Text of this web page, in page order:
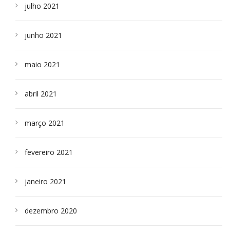
julho 2021
junho 2021
maio 2021
abril 2021
março 2021
fevereiro 2021
janeiro 2021
dezembro 2020